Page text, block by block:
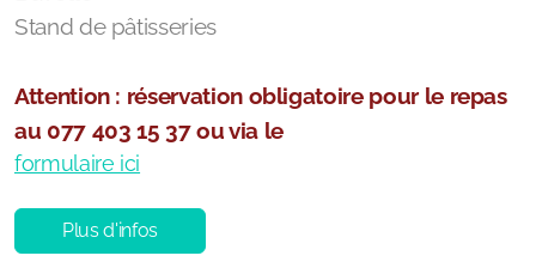
Stand de pâtisseries
Attention : réservation obligatoire pour le repas
au 077 403 15 37 ou via le
formulaire ici
Plus d'infos